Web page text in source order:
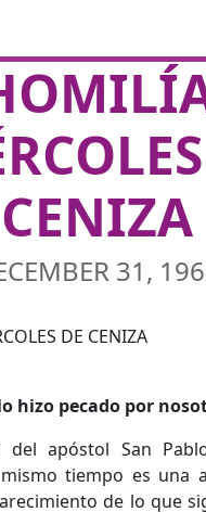
CENIZA
31,
hizo pecado por
del apóstol San
tiempo es una
de lo que